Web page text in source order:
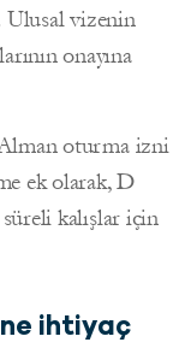
vizenin
onayına
oturma izni
ek olarak, D
kalışlar için
ihtiyaç